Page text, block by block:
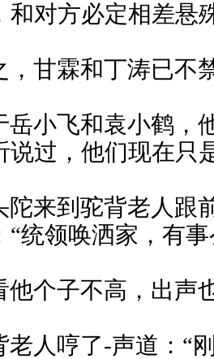
和对方必定相差悬
甘霖和丁涛已不
小飞和袁小鹤，
说过，他们现在只
来到驼背老人跟
“统领唤洒家，有事
个子不高，出声
人哼了-声道：“